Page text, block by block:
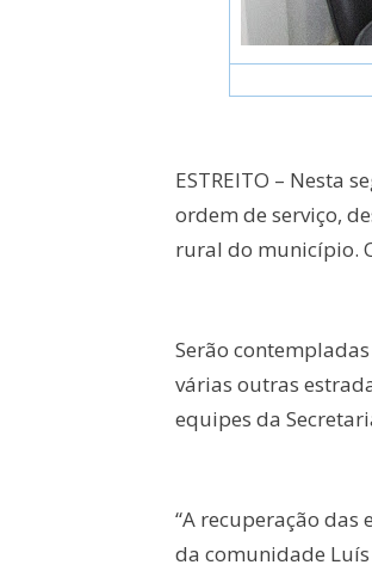
ESTREITO – Nesta
ordem de serviço,
rural do município.
Serão
várias outras
equipes da
“A recuperação
da comunidade